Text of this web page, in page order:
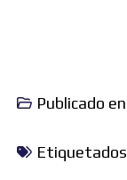
Publicado en
Etiquetados